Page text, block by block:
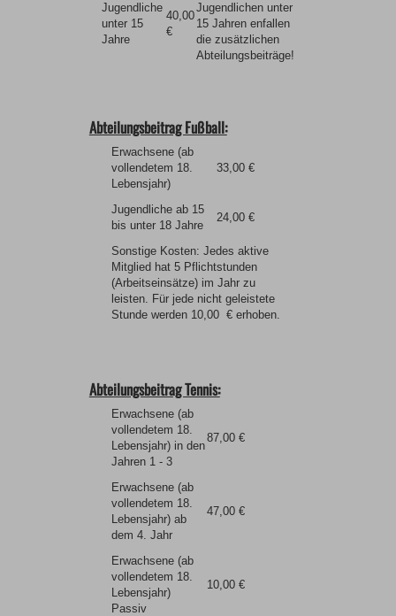
Jugendliche
unter 15
Jahre
40,00
€
Jugendlichen unter
15 Jahren enfallen
die zusätzlichen
Abteilungsbeiträge!
Abteilungsbeitrag Fußball:
Erwachsene (ab
vollendetem 18.
Lebensjahr)
33,00 €
Jugendliche ab 15
bis unter 18 Jahre
24,00 €
Sonstige Kosten: Jedes aktive
Mitglied hat 5 Pflichtstunden
(Arbeitseinsätze) im Jahr zu
leisten. Für jede nicht geleistete
Stunde werden 10,00 € erhoben.
Abteilungsbeitrag Tennis:
Erwachsene (ab
vollendetem 18.
Lebensjahr) in den
Jahren 1 - 3
87,00 €
Erwachsene (ab
vollendetem 18.
Lebensjahr) ab
dem 4. Jahr
47,00 €
Erwachsene (ab
vollendetem 18.
Lebensjahr)
Passiv
10,00 €